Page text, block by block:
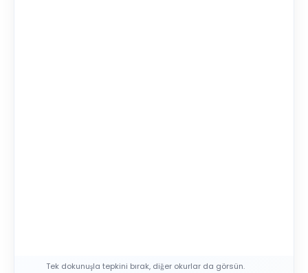
Tek dokunuşla tepkini bırak, diğer okurlar da görsün.